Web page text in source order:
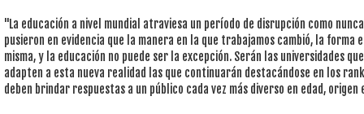
"La educación a nivel mundial atraviesa un período de disrupción como
pusieron en evidencia que la manera en la que trabajamos cambió, la forma
misma, y la educación no puede ser la excepción. Serán las universidades
adapten a esta nueva realidad las que continuarán destacándose en los
deben brindar respuestas a un público cada vez más diverso en edad,